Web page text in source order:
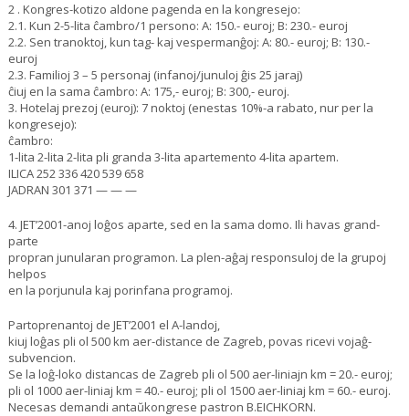
2 . Kongres-kotizo aldone pagenda en la kongresejo:
2.1. Kun 2-5-lita ĉambro/1 persono: A: 150.- euroj; B: 230.- euroj
2.2. Sen tranoktoj, kun tag- kaj vespermanĝoj: A: 80.- euroj; B: 130.-
euroj
2.3. Familioj 3 – 5 personaj (infanoj/junuloj ĝis 25 jaraj)
ĉiuj en la sama ĉambro: A: 175,- euroj; B: 300,- euroj.
3. Hotelaj prezoj (euroj): 7 noktoj (enestas 10%-a rabato, nur per la
kongresejo):
ĉambro:
1-lita 2-lita 2-lita pli granda 3-lita apartemento 4-lita apartem.
ILICA 252 336 420 539 658
JADRAN 301 371 — — —
4. JET’2001-anoj loĝos aparte, sed en la sama domo. Ili havas grand-
parte
propran junularan programon. La plen-aĝaj responsuloj de la grupoj
helpos
en la porjunula kaj porinfana programoj.
Partoprenantoj de JET’2001 el A-landoj,
kiuj loĝas pli ol 500 km aer-distance de Zagreb, povas ricevi vojaĝ-
subvencion.
Se la loĝ-loko distancas de Zagreb pli ol 500 aer-liniajn km = 20.- euroj;
pli ol 1000 aer-liniaj km = 40.- euroj; pli ol 1500 aer-liniaj km = 60.- euroj.
Necesas demandi antaŭkongrese pastron B.EICHKORN.